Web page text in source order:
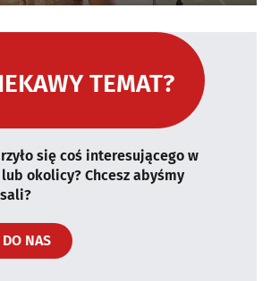
TEMAT?
się coś interesującego w
okolicy? Chcesz abyśmy
NAS